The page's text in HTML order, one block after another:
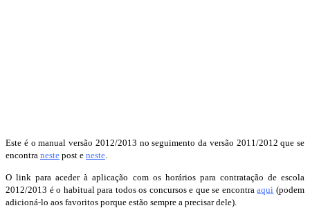
Este é o manual versão 2012/2013 no seguimento da versão 2011/2012 que se
encontra neste post e neste.
O link para aceder à aplicação com os horários para contratação de escola
2012/2013 é o habitual para todos os concursos e que se encontraaqui (podem
adicioná-lo aos favoritos porque estão sempre a precisar dele).